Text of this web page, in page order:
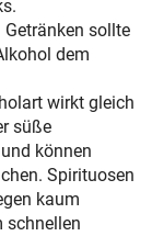
sollte
dem
wirkt gleich
süße
können
Spirituosen
kaum
schnellen